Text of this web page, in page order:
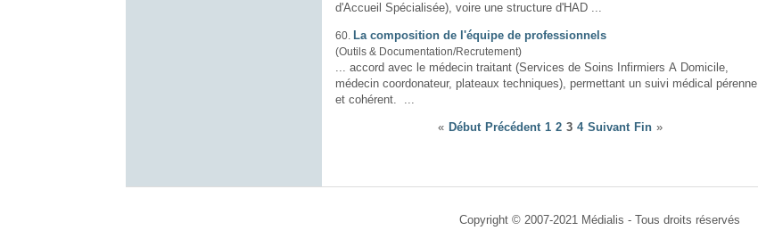
d'Accueil Spécialisée), voire une structure d'HAD ...
60. La composition de l'équipe de professionnels
(Outils & Documentation/Recrutement)
... accord avec le médecin traitant (Services de Soins Infirmiers A Domicile,
médecin coordonateur, plateaux techniques), permettant un suivi médical pérenne
et cohérent. ...
« Début Précédent 1 2 3 4 Suivant Fin »
Copyright © 2007-2021 Médialis - Tous droits réservés